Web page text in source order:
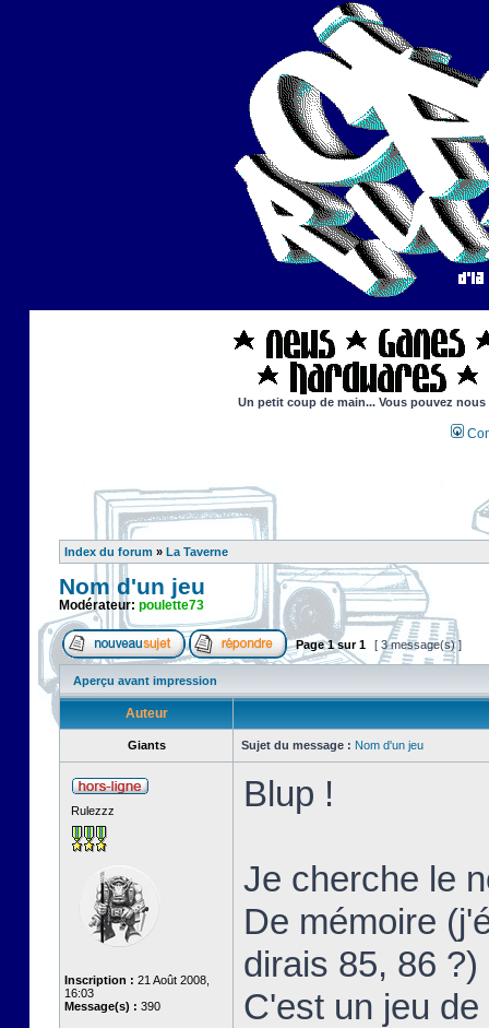
Un petit coup de main... Vous pouvez
Index du forum » La Taverne
Nom d'un jeu
Modérateur: poulette73
Page1sur1 [ 3 message(s) ]
Aperçu avant impression
Auteur
Giants Sujet du message : Nom d'un jeu
Rulezzz
Inscription : 21 Août 2008,
16:03
Message(s) : 390
Blup !
Je cherche le
De mémoire
dirais 85, 86 ?)
C'est un jeu